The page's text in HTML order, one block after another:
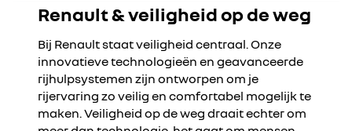
Renault & veiligheid op de weg
Bij Renault staat veiligheid centraal. Onze
innovatieve technologieën en geavanceerde
rijhulpsystemen zijn ontworpen om je
rijervaring zo veilig en comfortabel mogelijk te
maken. Veiligheid op de weg draait echter om